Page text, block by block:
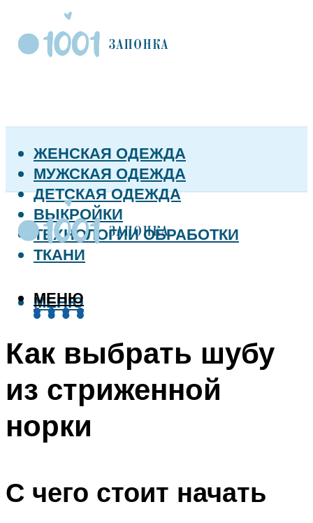
ЖЕНСКАЯ ОДЕЖДА
МУЖСКАЯ ОДЕЖДА
ДЕТСКАЯ ОДЕЖДА
ВЫКРОЙКИ
ТЕХНОЛОГИИ ОБРАБОТКИ
ТКАНИ
МЕНЮ
МЕНЮ
Как выбрать шубу
из стриженной
норки
С чего стоит начать